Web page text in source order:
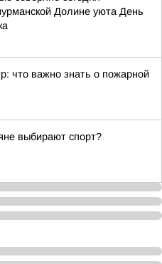
Долине уюта День
что важно знать о пожарной
выбирают спорт?